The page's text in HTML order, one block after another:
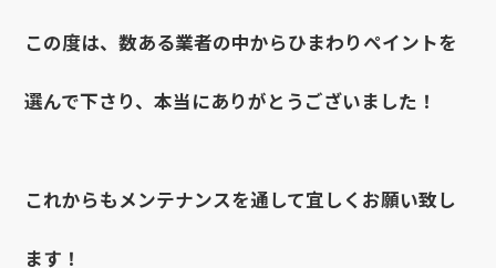
この度は、数ある業者の中からひまわりペイントを
選んで下さり、本当にありがとうございました！
これからもメンテナンスを通して宜しくお願い致し
ます！